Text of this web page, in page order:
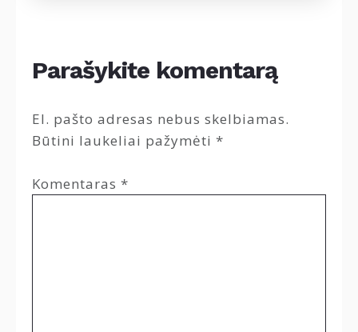
Parašykite komentarą
El. pašto adresas nebus skelbiamas.
Būtini laukeliai pažymėti *
Komentaras *